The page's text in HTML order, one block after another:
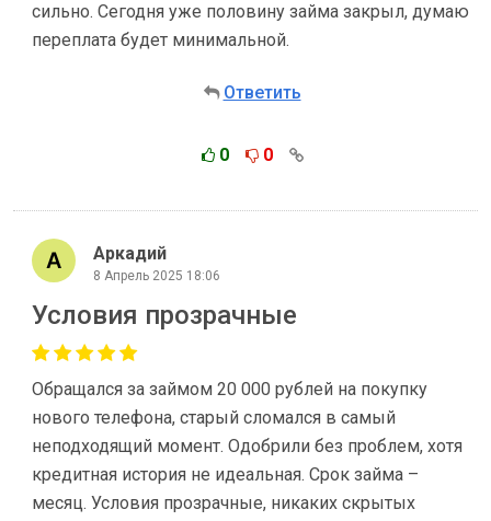
сильно. Сегодня уже половину займа закрыл, думаю
переплата будет минимальной.
Ответить
0 0
Аркадий
8 Апрель 2025 18:06
Условия прозрачные
Обращался за займом 20 000 рублей на покупку
нового телефона, старый сломался в самый
неподходящий момент. Одобрили без проблем, хотя
кредитная история не идеальная. Срок займа –
месяц. Условия прозрачные, никаких скрытых